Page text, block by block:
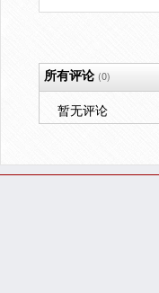
所有评论(0)
暂无评论